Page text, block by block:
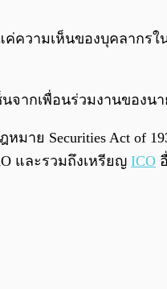
ความเห็นของบุคลากรใ
จากเพื่อนร่วมงานของนา
Securities Act of
และรวมถึงเหรียญ ICO